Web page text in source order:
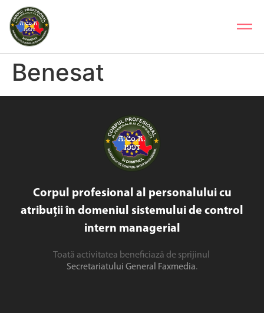
Benesat
Corpul profesional al personalului cu
atribuții în domeniul sistemului de control
intern managerial
Toată activitatea beneficiază de sprijinul
Secretariatului General Faxmedia.